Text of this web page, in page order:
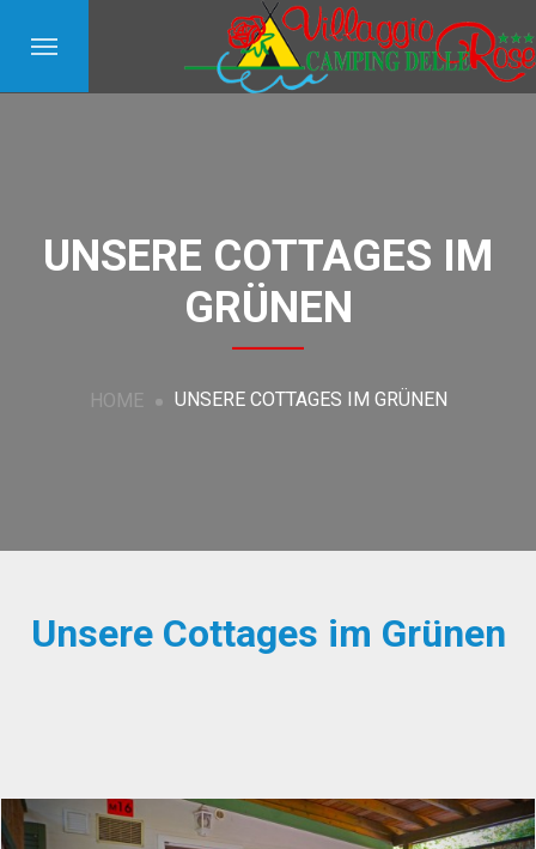
UNSERE COTTAGES IM
GRÜNEN
HOME UNSERE COTTAGES IM GRÜNEN
Unsere Cottages im Grünen